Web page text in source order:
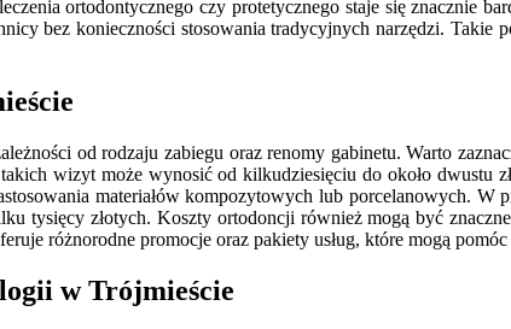
ortodontycznego czy protetycznego staje się znacznie
bez konieczności stosowania tradycyjnych narzędzi. Takie
od rodzaju zabiegu oraz renomy gabinetu. Warto
wizyt może wynosić od kilkudziesięciu do około
materiałów kompozytowych lub porcelanowych.
tysięcy złotych. Koszty ortodoncji również mogą być
różnorodne promocje oraz pakiety usług, które mogą
w Trójmieście